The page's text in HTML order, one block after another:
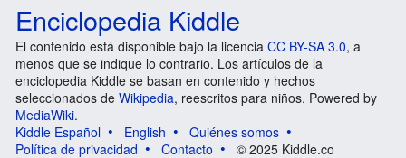
Enciclopedia Kiddle
El contenido está disponible bajo la licencia CC BY-SA 3.0, a
menos que se indique lo contrario. Los artículos de la
enciclopedia Kiddle se basan en contenido y hechos
seleccionados de Wikipedia, reescritos para niños. Powered by
MediaWiki.
Kiddle Español
English
Quiénes somos
Política de privacidad
Contacto © 2025 Kiddle.co